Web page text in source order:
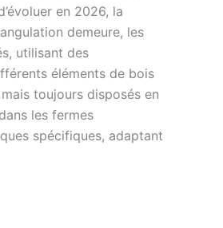
en 2026, la
demeure, les
utilisant des
éléments de bois
toujours disposés en
les fermes
spécifiques, adaptant